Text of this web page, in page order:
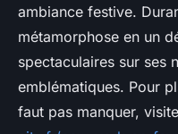
ambiance festive.
métamorphose en un
spectaculaires sur ses
emblématiques. Pour
faut pas manquer,